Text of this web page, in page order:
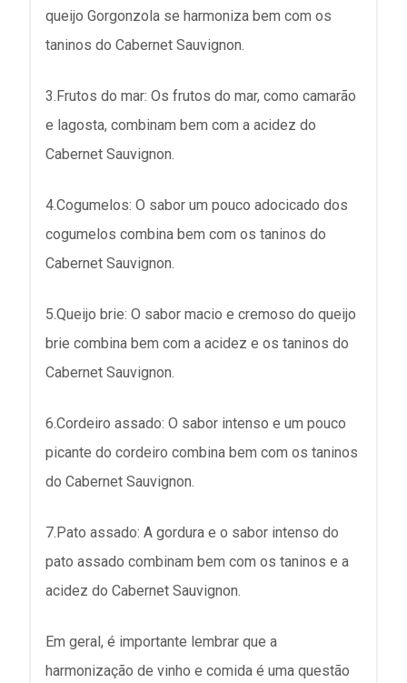
queijo Gorgonzola se harmoniza bem com os
taninos do Cabernet Sauvignon.
3.Frutos do mar: Os frutos do mar, como camarão
e lagosta, combinam bem com a acidez do
Cabernet Sauvignon.
4.Cogumelos: O sabor um pouco adocicado dos
cogumelos combina bem com os taninos do
Cabernet Sauvignon.
5.Queijo brie: O sabor macio e cremoso do queijo
brie combina bem com a acidez e os taninos do
Cabernet Sauvignon.
6.Cordeiro assado: O sabor intenso e um pouco
picante do cordeiro combina bem com os taninos
do Cabernet Sauvignon.
7.Pato assado: A gordura e o sabor intenso do
pato assado combinam bem com os taninos e a
acidez do Cabernet Sauvignon.
Em geral, é importante lembrar que a
harmonização de vinho e comida é uma questão